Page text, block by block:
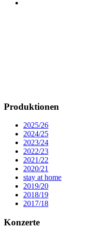
Produktionen
2025/26
2024/25
2023/24
2022/23
2021/22
2020/21
stay at home
2019/20
2018/19
2017/18
Konzerte